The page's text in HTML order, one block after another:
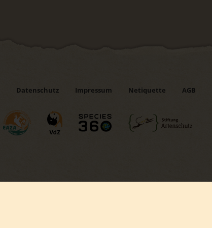
Datenschutz Impressum Netiquette AGB